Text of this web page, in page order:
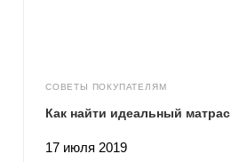
СОВЕТЫ ПОКУПАТЕЛЯМ
17 июля 2019
Как найти идеальный матрас